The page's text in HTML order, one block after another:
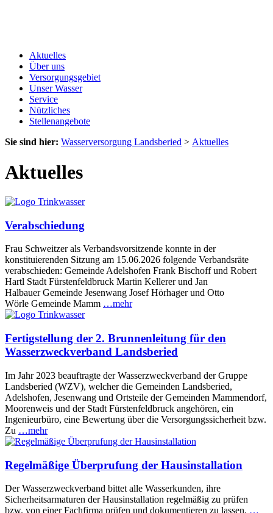
Aktuelles
Über uns
Versorgungsgebiet
Unser Wasser
Service
Nützliches
Stellenangebote
Sie sind hier: Wasserversorgung Landsberied > Aktuelles
Aktuelles
Verabschiedung
Frau Schweitzer als Verbandsvorsitzende konnte in der
konstituierenden Sitzung am 15.06.2026 folgende Verbandsräte
verabschieden: Gemeinde Adelshofen Frank Bischoff und Robert
Hartl Stadt Fürstenfeldbruck Martin Kellerer und Jan
Halbauer Gemeinde Jesenwang Josef Hörhager und Otto
Wörle Gemeinde Mamm …mehr
Fertigstellung der 2. Brunnenleitung für den
Wasserzweckverband Landsberied
Im Jahr 2023 beauftragte der Wasserzweckverband der Gruppe
Landsberied (WZV), welcher die Gemeinden Landsberied,
Adelshofen, Jesenwang und Ortsteile der Gemeinden Mammendorf,
Moorenweis und der Stadt Fürstenfeldbruck angehören, ein
Ingenieurbüro, eine Bewertung über die Versorgungssicherheit bzw.
Zu …mehr
Regelmäßige Überprufung der Hausinstallation
Der Wasserzweckverband bittet alle Wasserkunden, ihre
Sicherheitsarmaturen der Hausinstallation regelmäßig zu prüfen
bzw. von einer Fachfirma prüfen und dokumentieren zu lassen. …